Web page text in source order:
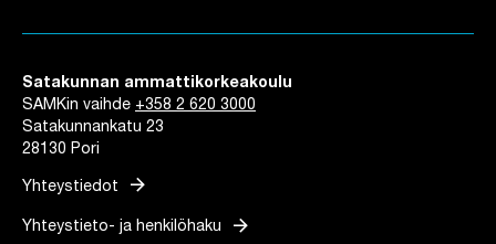
Satakunnan ammattikorkeakoulu
SAMKin vaihde +358 2 620 3000
Satakunnankatu 23
28130 Pori
Yhteystiedot arrow_forward
Yhteystieto- ja henkilöhaku arrow_forward